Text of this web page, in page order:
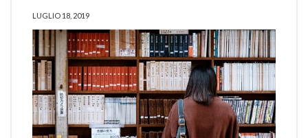
LUGLIO 18, 2019